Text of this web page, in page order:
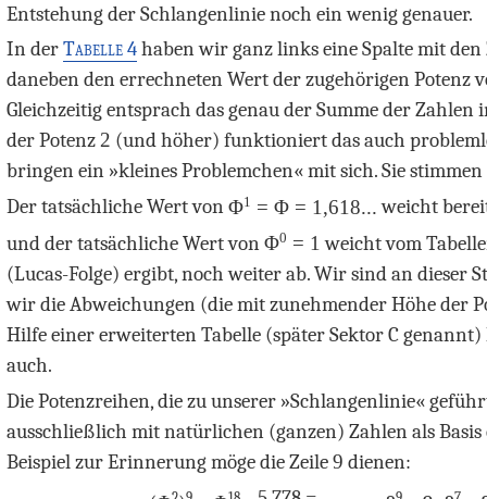
Entstehung der Schlangenlinie noch ein wenig genauer.
In derTabelle 4haben wir ganz links eine Spalte mit
daneben den errechneten Wert der zugehörigen Potenz
Gleichzeitig entsprach das genau der Summe der Zahlen
der Potenz2 (und höher) funktioniert das auch
bringen ein »kleines Problemchen« mit sich. Sie
Der tatsächliche Wert vonΦ1 = Φ = 1,618...weicht
und der tatsächliche Wert vonΦ0 = 1 weicht vom
(Lucas-Folge) ergibt, noch weiter ab. Wir sind an dieser
wir die Abweichungen (die mit zunehmender Höhe der
Hilfe einer erweiterten Tabelle (später Sektor C
auch.
Die Potenzreihen, die zu unserer »Schlangenlinie«
ausschließlich mit natürlichen (ganzen) Zahlen als
Beispiel zur Erinnerung möge die Zeile9 dienen: